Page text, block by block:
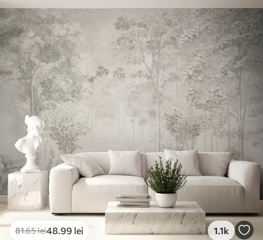
81.65lei48 .99 lei 1.1k